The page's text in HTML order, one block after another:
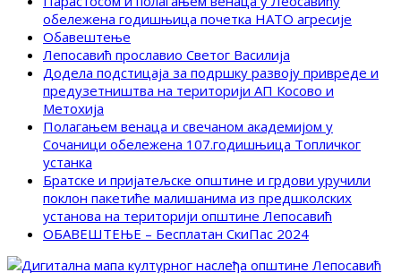
обележена годишњица почетка НАТО агресије
Обавештење
Лепосавић прославио Светог Василија
Додела подстицаја за подршку развоју привреде и
предузетништва на територији АП Косово и
Метохија
Полагањем венаца и свечаном академијом у
Сочаници обележена 107.годишњица Топличког
устанка
Братске и пријатељске општине и грдови уручили
поклон пакетиће малишанима из предшколских
установа на територији општине Лепосавић
ОБАВЕШТЕЊЕ – Бесплатан СкиПас 2024